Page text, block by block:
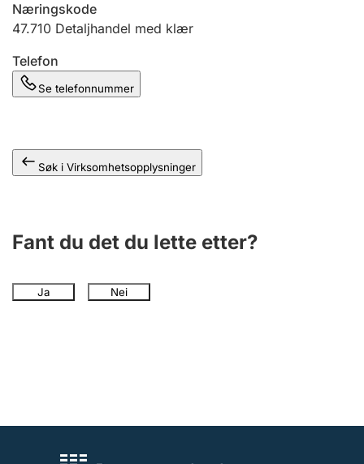
Offentlig sektor
Andre tema
Næringskode
47.710 Detaljhandel med klær
Telefon
Se telefonnummer
Søk i Virksomhetsopplysninger
Fant du det du lette etter?
Ja Nei